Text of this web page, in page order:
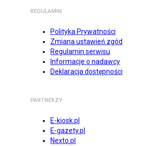
REGULAMIN
Polityka Prywatności
Zmiana ustawień zgód
Regulamin serwisu
Informacje o nadawcy
Deklaracja dostępności
PARTNERZY
E-kiosk.pl
E-gazety.pl
Nexto.pl